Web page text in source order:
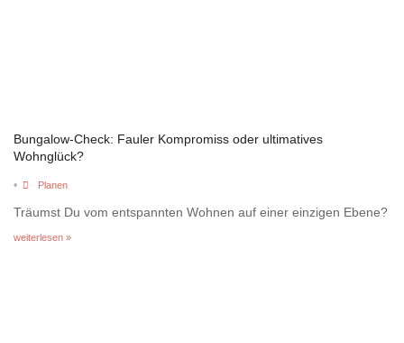
Bungalow-Check: Fauler Kompromiss oder ultimatives
Wohnglück?
• Planen
Träumst Du vom entspannten Wohnen auf einer einzigen Ebene?
weiterlesen »